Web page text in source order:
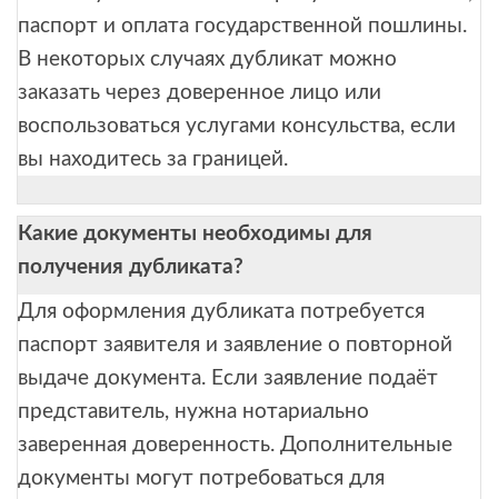
паспорт и оплата государственной пошлины.
В некоторых случаях дубликат можно
заказать через доверенное лицо или
воспользоваться услугами консульства, если
вы находитесь за границей.
Какие документы необходимы для
получения дубликата?
Для оформления дубликата потребуется
паспорт заявителя и заявление о повторной
выдаче документа. Если заявление подаёт
представитель, нужна нотариально
заверенная доверенность. Дополнительные
документы могут потребоваться для